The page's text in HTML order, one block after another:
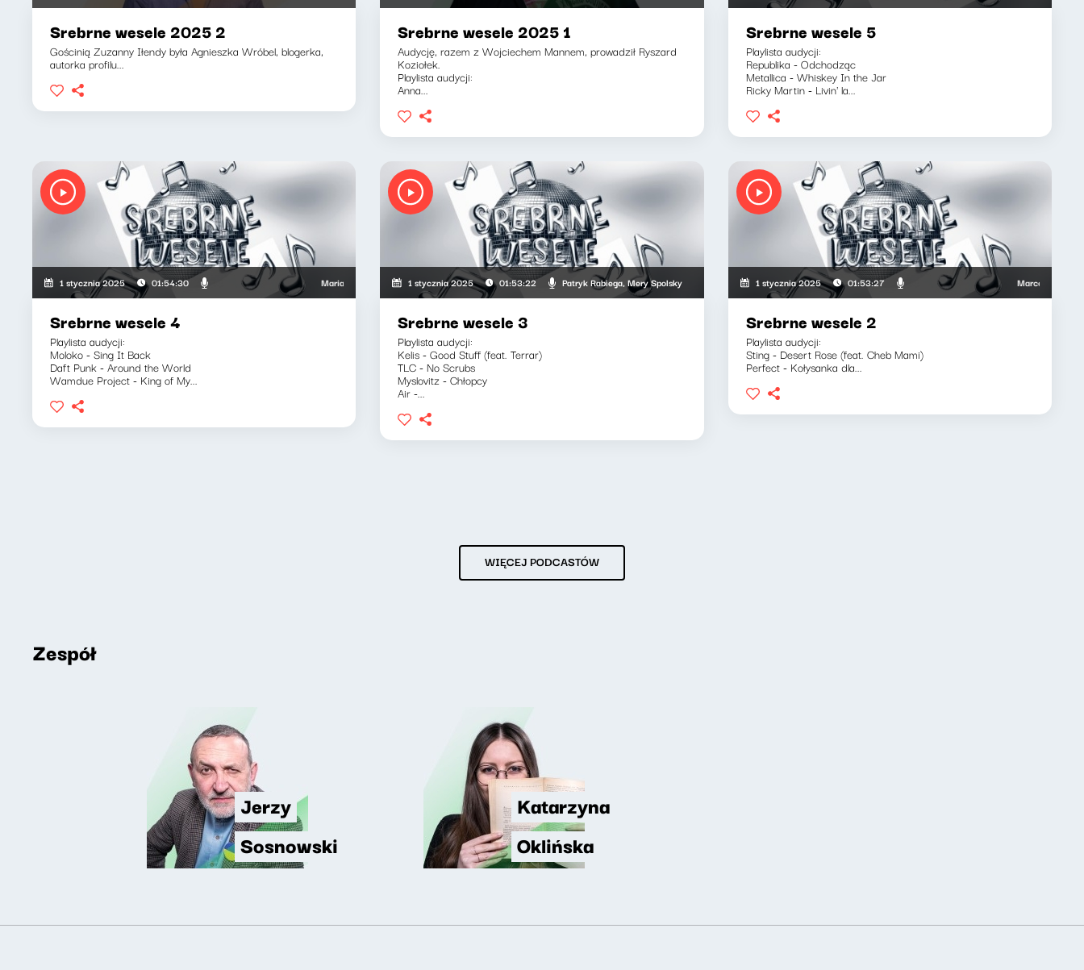
Srebrne wesele 2025 2
Gościnią Zuzanny Iłendy była Agnieszka Wróbel, blogerka,
autorka profilu...
Srebrne wesele 2025 1
Audycję, razem z Wojciechem Mannem, prowadził Ryszard
Koziołek.
Playlista audycji:
Anna...
Srebrne wesele 5
Playlista audycji:
Republika - Odchodząc
Metallica - Whiskey In the Jar
Ricky Martin - Livin' la...
1 stycznia 2025 01:54:30 Maria Zamachowska, Olga Bobienko
Srebrne wesele 4
Playlista audycji:
Moloko - Sing It Back
Daft Punk - Around the World
Wamdue Project - King of My...
1 stycznia 2025 01:53:22 Patryk Rabiega, Mery Spolsky
Srebrne wesele 3
Playlista audycji:
Kelis - Good Stuff (feat. Terrar)
TLC - No Scrubs
Myslovitz - Chłopcy
Air -...
1 stycznia 2025 01:53:27 Marcelina Słomian,
Srebrne wesele 2
Playlista audycji:
Sting - Desert Rose (feat. Cheb Mami)
Perfect - Kołysanka dla...
WIĘCEJ PODCASTÓW
Zespół
Jerzy
Sosnowski
Katarzyna
Oklińska